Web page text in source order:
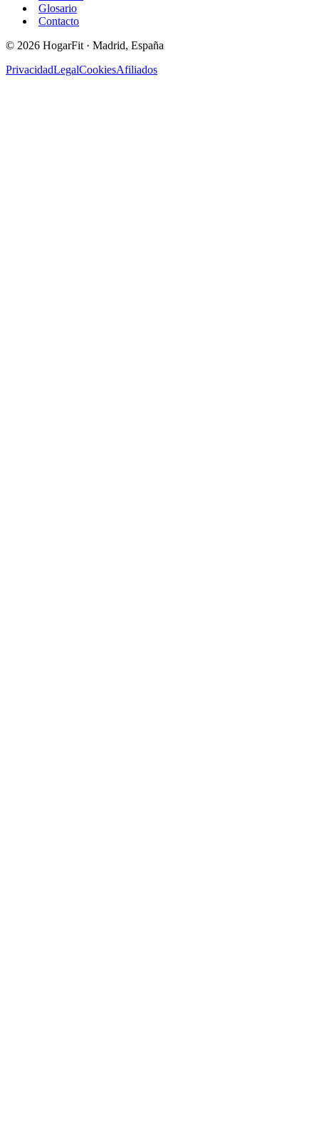
Glosario
Contacto
© 2026 HogarFit · Madrid, España
PrivacidadLegalCookiesAfiliados